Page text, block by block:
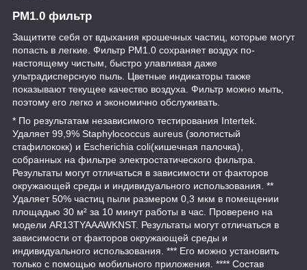
PM1.0 фильтр
Защитите себя от вдыхания крошечных частиц, которые могут
попасть в легкие. Фильтр PM1.0 сохраняет воздух по-
настоящему чистым, быстро улавливая даже
ультрадисперсную пыль. Цветные индикаторы также
показывают текущее качество воздуха. Фильтр можно мыть,
поэтому его легко и экономично обслуживать.
* По результатам независимого тестирования Intertek.
Удаляет 99,9% Staphylococcus aureus (золотистый
стафилококк) и Escherichia coli(кишечная палочка),
собранных на фильтре электростатического фильтра.
Результаты могут отличаться в зависимости от факторов
окружающей среды и индивидуального использования. **
Удаляет 50% частиц пыли размером 0,3 мкм в помещении
площадью 30 м² за 10 минут работы в час. Проверено на
модели AR13TYAAAWKNST. Результаты могут отличаться в
зависимости от факторов окружающей среды и
индивидуального использования. *** Его можно установить
только с помощью мобильного приложения. **** Состав